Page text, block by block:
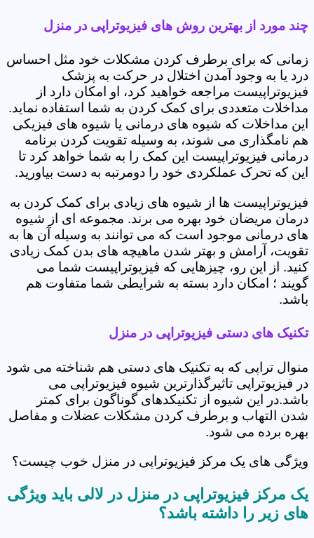
چند مورد از بهترین روش های فیزیوتراپی در منزل
زمانی که برای برطرف کردن مشکلات خود مثل احساس
درد یا به وجود آمدن اختلال در حرکت به پزشک
فیزیوتراپیست مراجعه خواهید کرد، او امکان دارد از
مداخلات متعددی برای کمک کردن به شما استفاده نماید.
این مداخلات که شیوه های درمانی یا شیوه های فیزیکی
هم نامگذاری می شوند، به وسیله تقویت کردن برنامه
درمانی فیزیوتراپیست این کمک را به شما خواهد کرد تا
این که تحرک عملکردی خود را دومرتبه به دست بیاورید.
فیزیوتراپیست ها از شیوه های زیادی برای کمک کردن به
درمان مریضان خود بهره می برند. مجموعه ای از شیوه
های درمانی موجود است که می توانند به وسیله آن ها به
تقویت، آرامش و بهتر شدن ماهیچه های بدن کمک زیادی
کنید. از این رو، چیزهایی که فیزیوتراپیست شما می
گویند ؛ امکان دارد بسته به شرایطی شما متفاوت هم
باشد.
تکنیک های دستی فیزیوتراپی در منزل
منوال تراپی که به تکنیک های دستی هم شناخته می شود
در فیزیوتراپی تاثیرگذارترین شیوه فیزیوتراپی می
باشد.در این شیوه از تکنیکدهای گوناگون برای کمتر
شدن التهاب و برطرف کردن مشکلات عضلات و مفاصل
بهره برده می شود.
ویژگی های یک مرکز فیزیوتراپی در منزل خوب چیست؟
یک مرکز فیزیوتراپی در منزل در لالی باید ویژگی
های زیر را داشته باشد؟